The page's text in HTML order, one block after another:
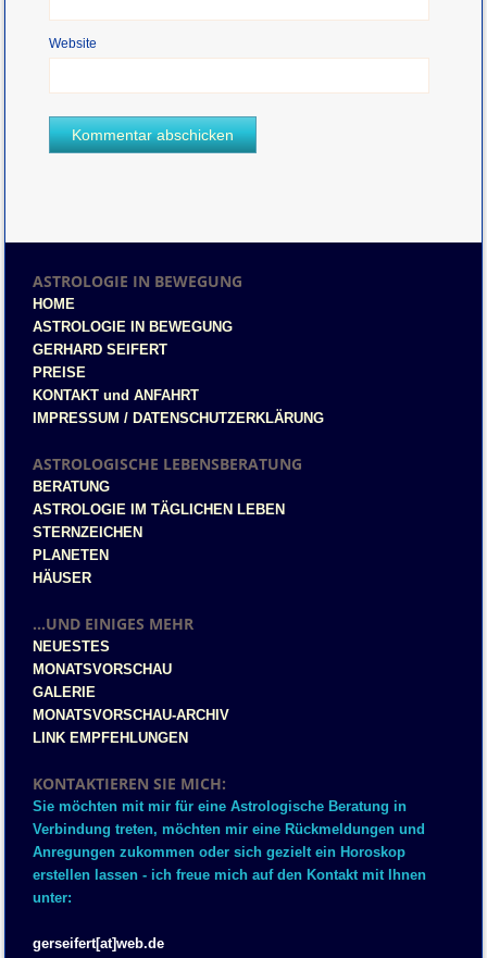
Website
ASTROLOGIE IN BEWEGUNG
HOME
ASTROLOGIE IN BEWEGUNG
GERHARD SEIFERT
PREISE
KONTAKT und ANFAHRT
IMPRESSUM / DATENSCHUTZERKLÄRUNG
ASTROLOGISCHE LEBENSBERATUNG
BERATUNG
ASTROLOGIE IM TÄGLICHEN LEBEN
STERNZEICHEN
PLANETEN
HÄUSER
...UND EINIGES MEHR
NEUESTES
MONATSVORSCHAU
GALERIE
MONATSVORSCHAU-ARCHIV
LINK EMPFEHLUNGEN
KONTAKTIEREN SIE MICH:
Sie möchten mit mir für eine Astrologische Beratung in
Verbindung treten, möchten mir eine Rückmeldungen und
Anregungen zukommen oder sich gezielt ein Horoskop
erstellen lassen - ich freue mich auf den Kontakt mit Ihnen
unter:
gerseifert[at]web.de